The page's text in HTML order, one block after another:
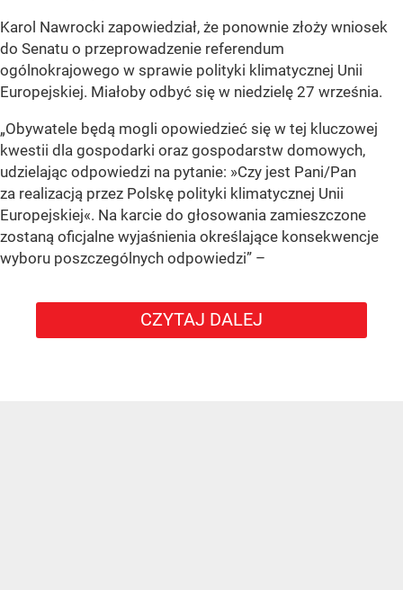
Karol Nawrocki zapowiedział, że ponownie złoży wniosek
do Senatu o przeprowadzenie referendum
ogólnokrajowego w sprawie polityki klimatycznej Unii
Europejskiej. Miałoby odbyć się w niedzielę 27 września.
„Obywatele będą mogli opowiedzieć się w tej kluczowej
kwestii dla gospodarki oraz gospodarstw domowych,
udzielając odpowiedzi na pytanie: »Czy jest Pani/Pan
za realizacją przez Polskę polityki klimatycznej Unii
Europejskiej«. Na karcie do głosowania zamieszczone
zostaną oficjalne wyjaśnienia określające konsekwencje
wyboru poszczególnych odpowiedzi” –
CZYTAJ DALEJ